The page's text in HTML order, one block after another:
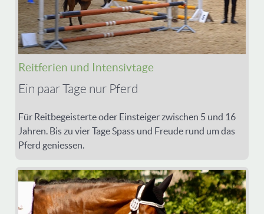
Reitferien und Intensivtage
Ein paar Tage nur Pferd
Für Reitbegeisterte oder Einsteiger zwischen 5 und 16
Jahren. Bis zu vier Tage Spass und Freude rund um das
Pferd geniessen.